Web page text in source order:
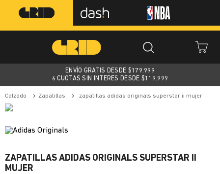
ENVÍO GRATIS DESDE $179.999
6 CUOTAS SIN INTERES DESDE $119.999
calzado zapatillas zapatillas adidas originals superstar ii mujer
ZAPATILLAS ADIDAS ORIGINALS SUPERSTAR II
MUJER